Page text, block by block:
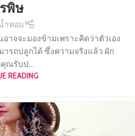
พิษ
ำหอม
าจจะมองข้ามเพราะคิดว่าตัวเอง
รถปลูกได้ ซึ่งความจริงแล้ว ผัก
ณรับป...
READING